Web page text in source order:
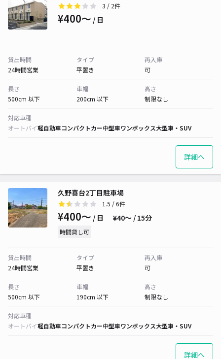
3 / 2件
¥400〜 / 日
貸出時間
24時間営業
タイプ
平置き
再入庫
可
長さ
500cm 以下
車幅
200cm 以下
高さ
制限なし
対応車種
オートバイ軽自動車コンパクトカー中型車ワンボックス大型車・SUV
詳細へ
久野喜台2丁目駐車場
1.5 / 6件
¥400〜 / 日 ¥40〜 / 15分
時間貸し可
貸出時間
24時間営業
タイプ
平置き
再入庫
可
長さ
500cm 以下
車幅
190cm 以下
高さ
制限なし
対応車種
オートバイ軽自動車コンパクトカー中型車ワンボックス大型車・SUV
詳細へ